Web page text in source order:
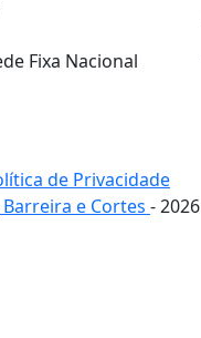
Fixa Nacional
de Privacidade
e Cortes - 2026